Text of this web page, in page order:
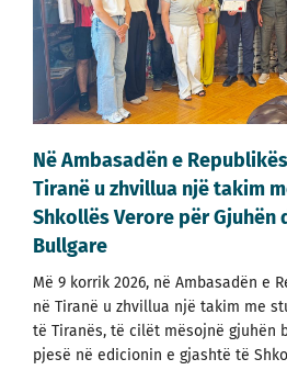
Në Ambasadën e
Tiranë u zhvillua një takim
Shkollës Verore për Gjuhën
Bullgare
Më 9 korrik 2026, në Ambasadën e
në Tiranë u zhvillua një takim me
të Tiranës, të cilët mësojnë gjuhën
pjesë në edicionin e gjashtë të